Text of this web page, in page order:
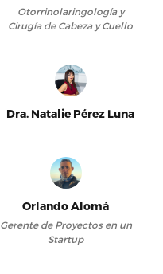
Otorrinolaringología y
Cirugía de Cabeza y Cuello
Dra. Natalie Pérez Luna
Orlando Alomá
Gerente de Proyectos en un
Startup